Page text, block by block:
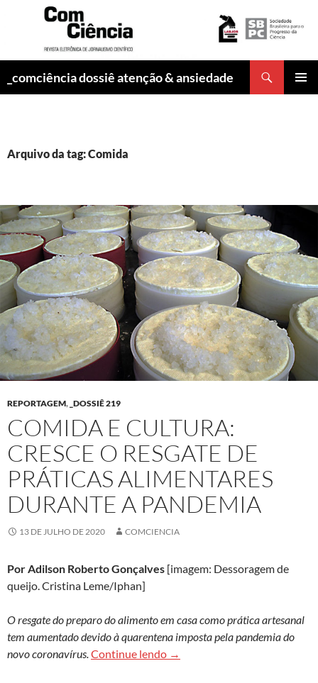
_comciência dossiê atenção & ansiedade
Arquivo da tag: Comida
REPORTAGEM, _DOSSIÊ 219
COMIDA E CULTURA:
CRESCE O RESGATE DE
PRÁTICAS ALIMENTARES
DURANTE A PANDEMIA
13 DE JULHO DE 2020 COMCIENCIA
Por Adilson Roberto Gonçalves [imagem: Dessoragem de
queijo. Cristina Leme/Iphan]
O resgate do preparo do alimento em casa como prática artesanal
tem aumentado devido à quarentena imposta pela pandemia do
novo coronavírus.Continue lendo Comida e cultura: cresce o
→